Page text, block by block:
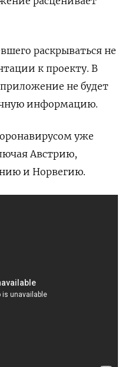
раскрываться не
к проекту. В
не будет
информацию.
уже
Австрию,
и Норвегию.